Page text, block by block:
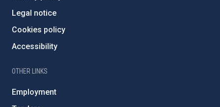
Legal notice
Cookies policy
Accessibility
OTHER LINKS
Employment